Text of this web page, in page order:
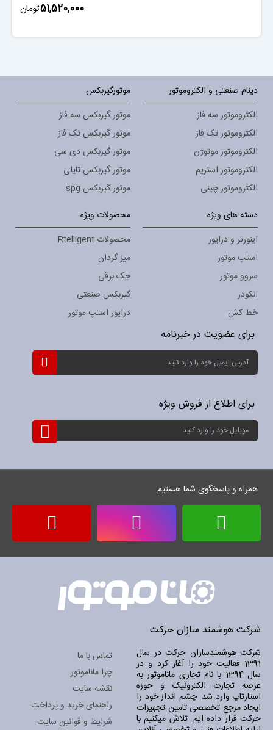
‎51,520,000تومان
دینام صنعتی و الکتروموتور
الکتروموتور سه فاز
الکتروموتور تک فاز
الکتروموتور موتوژن
الکتروموتور استریم
الکتروموتور چینی
موتورگیربکس
موتور گیربکس سه فاز
موتور گیربکس تک فاز
موتور گیربکس دی سی
موتور گیربکس تایلی
موتور گیربکس spg
دسته های ویژه
اینورتر و درایور
استپ موتور
سروو موتور
انکودر
خط کش
محصولات ویژه
محصولات Rtelligent
میز گردان
جک برقی
گیربکس صنعتی
درایور استپ موتور
برای عضویت در خبرنامه
ثبت
برای
برای اطلاع از فروش ویژه
ثبت
برای
همراه و پاسخگوی شما هستیم
شرکت هوشمند سازان حرکت
شرکت هوشمندسازان حرکت در سال
1391 فعالیت خود را آغاز کرد و در
سال 1394 با نام تجاری ماناموتور به
عرصه تجارت الکترونیک و حوزه
استارتاپ وارد شد. چشم انداز خود را
ایجاد مرجع تخصصی تامین تجهیزات
حرکت قرار داده ایم. تلاش میکنیم با
تماس با ما
چرا ماناموتور
نقشه سایت
راهنمای خرید و پرداخت
شرایط و قوانین سایت